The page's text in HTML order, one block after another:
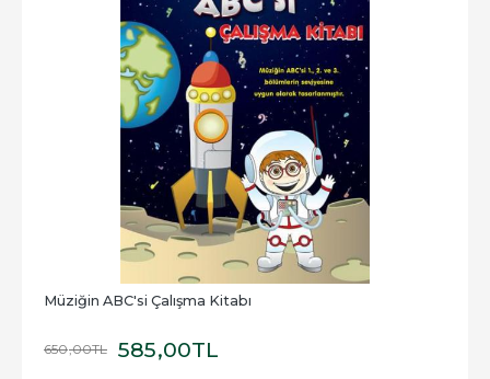
Müziğin ABC'si Çalışma Kitabı
650,00TL 585,00TL